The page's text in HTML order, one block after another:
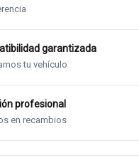
garantizada
tu vehículo
profesional
en recambios